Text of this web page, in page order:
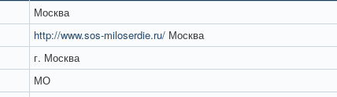
Москва
http://www.sos-miloserdie.ru/ Москва
г. Москва
МО